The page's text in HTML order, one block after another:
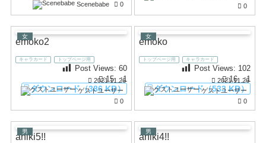
Scenebabe
0
0
女
emoko2
キャラカード トップページ用
Post Views: 60
:15
:1
2021.11.26
ゲストユーザー
0
ダウンロード（386 KB）
女
emoko
トップページ用 キャラカード
Post Views: 102
:16
:1
2021.11.26
ゲストユーザー
0
ダウンロード（533 KB）
男
aniki5!!
男
aniki4!!